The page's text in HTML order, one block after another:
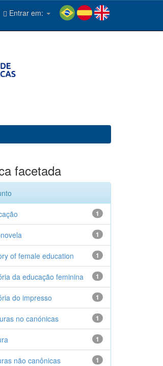
Entrar em:
facetada
1
1
1
of female education
1
da educação feminina
1
do impresso
1
no canónicas
1
1
não canônicas